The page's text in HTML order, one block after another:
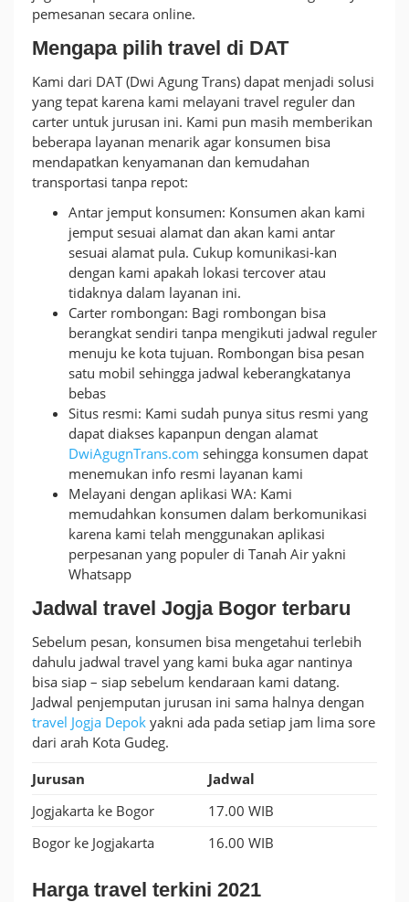
pemesanan secara online.
Mengapa pilih travel di DAT
Kami dari DAT (Dwi Agung Trans) dapat menjadi solusi
yang tepat karena kami melayani travel reguler dan
carter untuk jurusan ini. Kami pun masih memberikan
beberapa layanan menarik agar konsumen bisa
mendapatkan kenyamanan dan kemudahan
transportasi tanpa repot:
Antar jemput konsumen: Konsumen akan kami
jemput sesuai alamat dan akan kami antar
sesuai alamat pula. Cukup komunikasi-kan
dengan kami apakah lokasi tercover atau
tidaknya dalam layanan ini.
Carter rombongan: Bagi rombongan bisa
berangkat sendiri tanpa mengikuti jadwal reguler
menuju ke kota tujuan. Rombongan bisa pesan
satu mobil sehingga jadwal keberangkatanya
bebas
Situs resmi: Kami sudah punya situs resmi yang
dapat diakses kapanpun dengan alamat
DwiAgugnTrans.com sehingga konsumen dapat
menemukan info resmi layanan kami
Melayani dengan aplikasi WA: Kami
memudahkan konsumen dalam berkomunikasi
karena kami telah menggunakan aplikasi
perpesanan yang populer di Tanah Air yakni
Whatsapp
Jadwal travel Jogja Bogor terbaru
Sebelum pesan, konsumen bisa mengetahui terlebih
dahulu jadwal travel yang kami buka agar nantinya
bisa siap – siap sebelum kendaraan kami datang.
Jadwal penjemputan jurusan ini sama halnya dengan
travel Jogja Depok yakni ada pada setiap jam lima sore
dari arah Kota Gudeg.
Jurusan
Jadwal
Jogjakarta ke Bogor
17.00 WIB
Bogor ke Jogjakarta
16.00 WIB
Harga travel terkini 2021